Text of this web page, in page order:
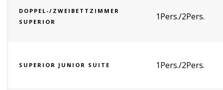
DOPPEL-/ZWEIBETTZIMMER
SUPERIOR
1Pers./2Pers.
SUPERIOR JUNIOR SUITE 1Pers./2Pers.